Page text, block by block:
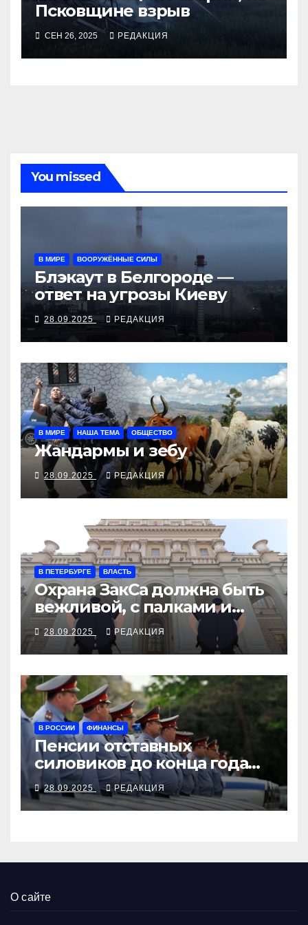
Псковщине взрыв
СЕН 26, 2025 РЕДАКЦИЯ
You missed
В МИРЕ ВООРУЖЁННЫЕ СИЛЫ
Блэкаут в Белгороде —
ответ на угрозы Киеву
28.09.2025 РЕДАКЦИЯ
В МИРЕ НАША ТЕМА ОБЩЕСТВО
Жандармы и зебу
28.09.2025 РЕДАКЦИЯ
В ПЕТЕРБУРГЕ ВЛАСТЬ
Охрана ЗакСа должна быть
вежливой, с палками и
наручниками
28.09.2025 РЕДАКЦИЯ
В РОССИИ ФИНАНСЫ
Пенсии отставных
силовиков до конца года
повысятся вместе с
окладами действующих
28.09.2025 РЕДАКЦИЯ
О сайте